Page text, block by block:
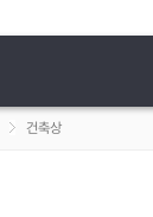
건축상